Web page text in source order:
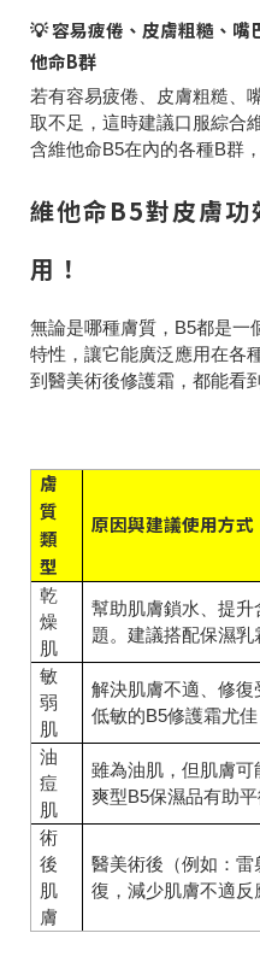
💡 容易疲倦、皮膚粗糙、
他命B群
若有容易疲倦、皮膚粗糙、
取不足，這時建議口服綜合
含維他命B5在內的各種B群
維他命B5對皮膚功
用！
無論是哪種膚質，B5都是一
特性，讓它能廣泛應用在各
到醫美術後修護霜，都能看
膚
質
類
型
原因與建議使用方式
乾
燥
肌
幫助肌膚鎖水、提升
題。建議搭配保濕乳
敏
弱
肌
解決肌膚不適、修復
低敏的B5修護霜尤佳
油
痘
肌
雖為油肌，但肌膚
爽型B5保濕品有助
術
後
肌
膚
醫美術後（例如：
復，減少肌膚不適反